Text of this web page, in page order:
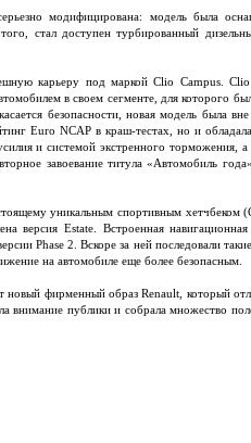
модифицирована: модель была
стал доступен турбированный
карьеру под маркой Clio Campus.
в своем сегменте, для которого
безопасности, новая модель была
Euro NCAP в краш-тестах, но и
и системой экстренного торможения,
завоевание титула «Автомобиль
уникальным спортивным
Estate. Встроенная навигационная
Phase 2. Вскоре за ней последовали
на автомобиле еще более безопасным.
новый фирменный образ Renault, который
внимание публики и собрала множество